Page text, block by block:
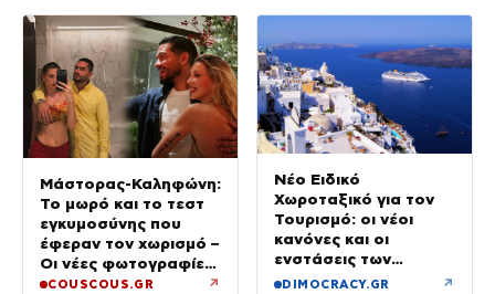
Μάστορας-Καληφώνη:
Το μωρό και το τεστ
εγκυμοσύνης που
έφεραν τον χωρισμό –
Οι νέες φωτογραφίες
από την Πάρο χωρίς
COUSCOUS.GR ↗
Νέο Ειδικό
Χωροταξικό για τον
Τουρισμό: οι νέοι
κανόνες και οι
ενστάσεις των
ξενοδόχων
DIMOCRACY.GR ↗